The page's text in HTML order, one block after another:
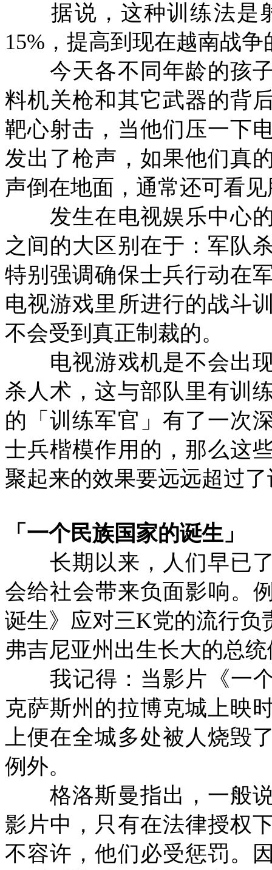
据说，这种训练法是
15% ，提高到现在越南战争
今天各不同年龄的孩子
料机关枪和其它武器的背
靶心射击，当他们压一下
发出了枪声，如果他们真
声倒在地面，通常还可看
发生在电视娱乐中心的
之间的大区别在于：军队
特别强调确保士兵行动在
电视游戏里所进行的战斗
不会受到真正制裁的。
电视游戏机是不会出现
杀人术，这与部队里有训
的「训练军官」有了一次
士兵楷模作用的，那么这
聚起来的效果要远远超过
「一个民族国家的诞生」
长期以来，人们早已了
会给社会带来负面影响。
诞生》应对三K党的流行负
弗吉尼亚州出生长大的总
我记得：当影片《一个
克萨斯州的拉博克城上映
上便在全城多处被人烧毁
例外。
格洛斯曼指出，一般说
影片中，只有在法律授权
不容许，他们必受惩罚。